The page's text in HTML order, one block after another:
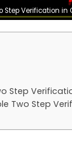
Step Verification in
Step
Two Step